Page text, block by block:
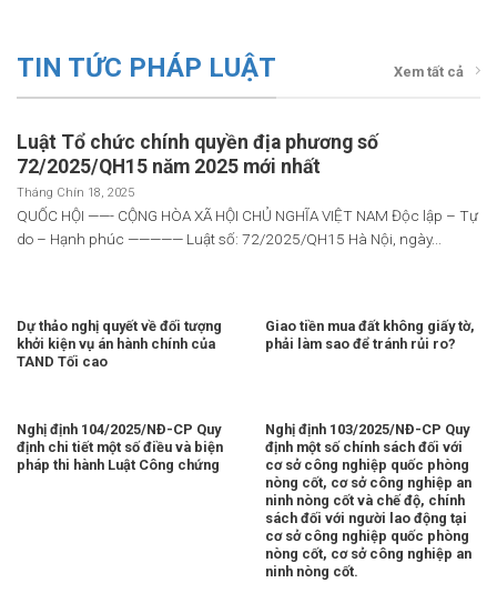
TIN TỨC PHÁP LUẬT Xem tất cả
Luật Tổ chức chính quyền địa phương số
72/2025/QH15 năm 2025 mới nhất
Tháng Chín 18, 2025
QUỐC HỘI ——- CỘNG HÒA XÃ HỘI CHỦ NGHĨA VIỆT NAM Độc lập – Tự
do – Hạnh phúc ————— Luật số: 72/2025/QH15 Hà Nội, ngày...
Dự thảo nghị quyết về đối tượng
khởi kiện vụ án hành chính của
TAND Tối cao
Giao tiền mua đất không giấy tờ,
phải làm sao để tránh rủi ro?
Nghị định 104/2025/NĐ-CP Quy
định chi tiết một số điều và biện
pháp thi hành Luật Công chứng
Nghị định 103/2025/NĐ-CP Quy
định một số chính sách đối với
cơ sở công nghiệp quốc phòng
nòng cốt, cơ sở công nghiệp an
ninh nòng cốt và chế độ, chính
sách đối với người lao động tại
cơ sở công nghiệp quốc phòng
nòng cốt, cơ sở công nghiệp an
ninh nòng cốt.